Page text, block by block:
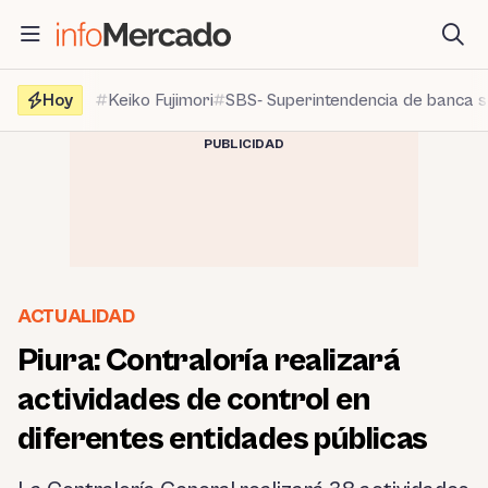
contenido
Hoy
Keiko Fujimori SBS- Superintendencia de banca
PUBLICIDAD
ACTUALIDAD
Piura: Contraloría realizará
actividades de control en
diferentes entidades públicas